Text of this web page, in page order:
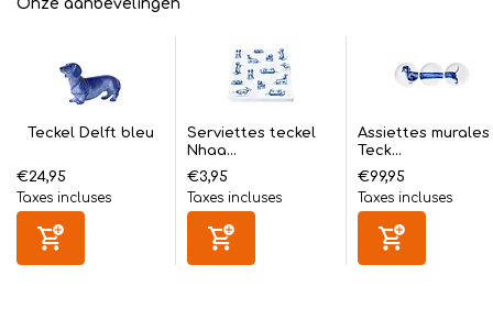
Onze aanbevelingen
Teckel Delft bleu
€24,95
Taxes incluses
Serviettes teckel
Nhaa...
€3,95
Taxes incluses
Assiettes murales
Teck...
€99,95
Taxes incluses